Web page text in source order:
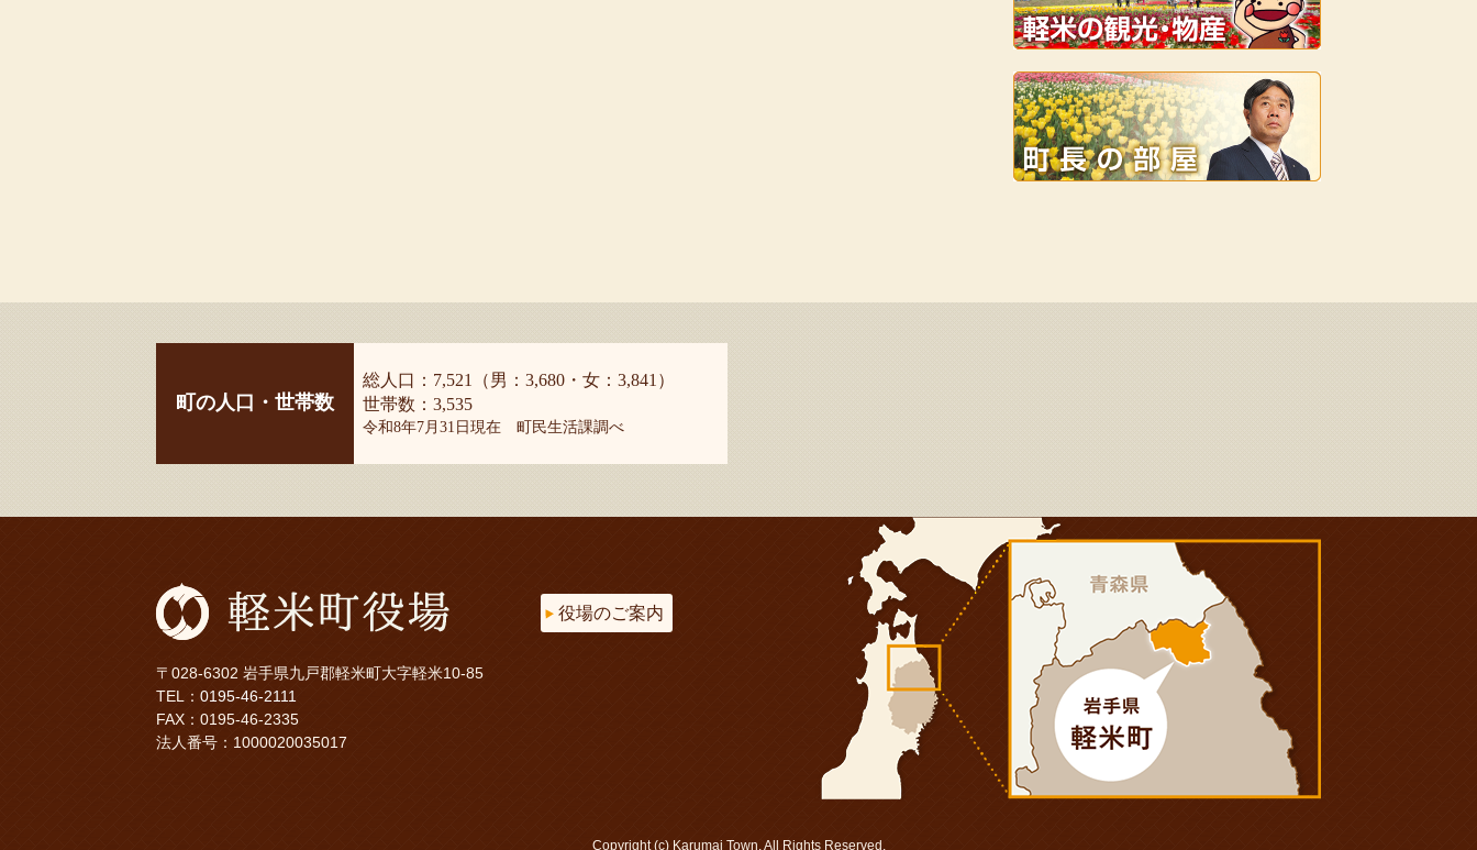
町の人口・世帯数
総人口：7,521（男：3,680・女：3,841）
世帯数：3,535
令和8年7月31日現在 町民生活課調べ
〒028-6302 岩手県九戸郡軽米町大字軽米10-85
TEL： 0195-46-2111
FAX：0195-46-2335
法人番号：1000020035017
役場のご案内
Copyright (c) Karumai Town. All Rights Reserved.